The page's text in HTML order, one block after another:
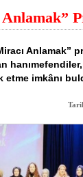
Anlamak”
hanımefendiler,
etme imkânı